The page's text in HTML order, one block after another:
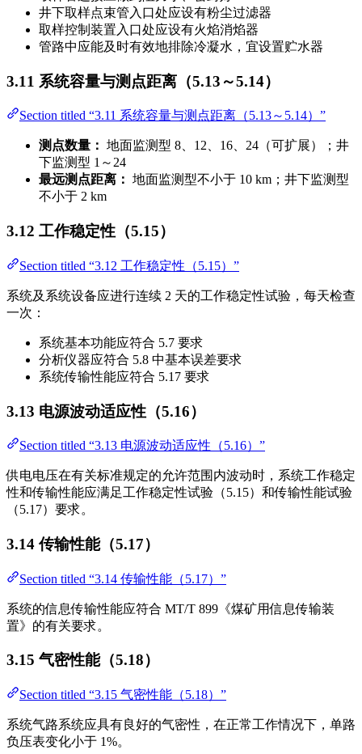
井下取样点束管入口处应设有粉尘过滤器
取样控制装置入口处应设有火焰消焰器
管路中应能及时有效地排除冷凝水，宜设置贮水器
3.11 系统容量与测点距离（5.13～5.14）
Section titled “3.11 系统容量与测点距离（5.13～5.14）”
测点数量： 地面监测型 8、12、16、24（可扩展）；井
下监测型 1～24
最远测点距离： 地面监测型不小于 10 km；井下监测型
不小于 2 km
3.12 工作稳定性（5.15）
Section titled “3.12 工作稳定性（5.15）”
系统及系统设备应进行连续 2 天的工作稳定性试验，每天检查
一次：
系统基本功能应符合 5.7 要求
分析仪器应符合 5.8 中基本误差要求
系统传输性能应符合 5.17 要求
3.13 电源波动适应性（5.16）
Section titled “3.13 电源波动适应性（5.16）”
供电电压在有关标准规定的允许范围内波动时，系统工作稳定
性和传输性能应满足工作稳定性试验（5.15）和传输性能试验
（5.17）要求。
3.14 传输性能（5.17）
Section titled “3.14 传输性能（5.17）”
系统的信息传输性能应符合 MT/T 899《煤矿用信息传输装
置》的有关要求。
3.15 气密性能（5.18）
Section titled “3.15 气密性能（5.18）”
系统气路系统应具有良好的气密性，在正常工作情况下，单路
负压表变化小于 1%。